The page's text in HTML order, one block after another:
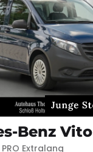
Benz Vito
Extralang